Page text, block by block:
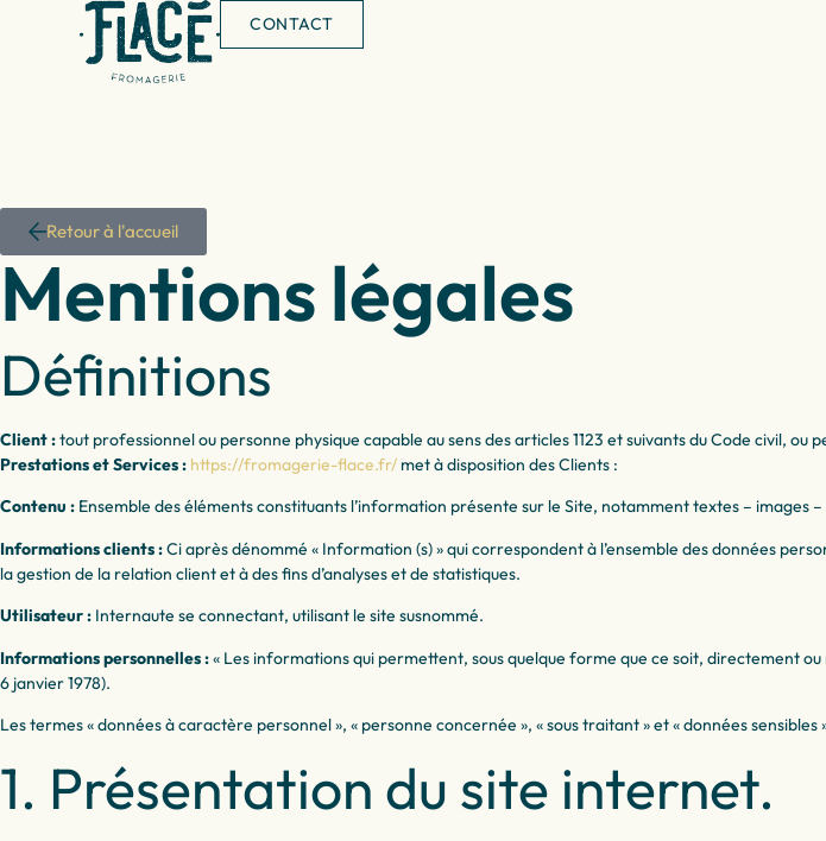
CONTACT
Retour à l'accueil
Mentions légales
Définitions
Client :tout professionnel ou personne physique capable au sens des articles 1123 et suivants du Code civil,
Prestations et Services : https://fromagerie-flace.fr/ met à disposition des Clients :
Contenu : Ensemble des éléments constituants l’information présente sur le Site, notamment textes – images –
Informations clients :Ci après dénommé « Information (s) » qui correspondent à l’ensemble des données
la gestion de la relation client et à des fins d’analyses et de statistiques.
Utilisateur : Internaute se connectant, utilisant le site susnommé.
Informations personnelles :« Les informations qui permettent, sous quelque forme que ce soit, directement ou
6 janvier 1978).
Les termes « données à caractère personnel », « personne concernée », « sous traitant » et « données
1. Présentation du site internet.